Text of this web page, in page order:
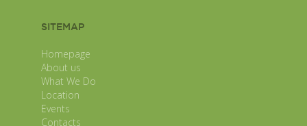
SITEMAP
Homepage
About us
What We Do
Location
Events
Contacts